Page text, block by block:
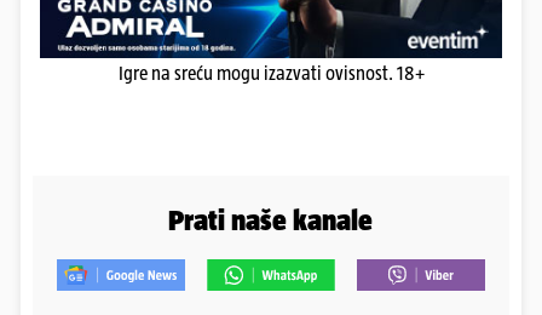
Igre na sreću mogu izazvati ovisnost. 18+
Prati naše kanale